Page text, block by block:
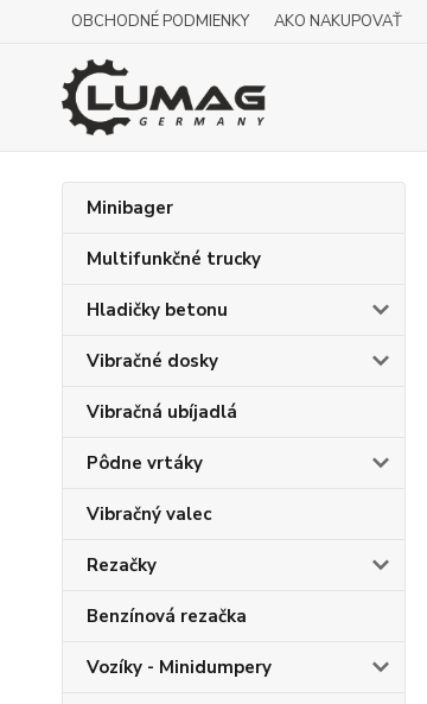
OBCHODNÉ PODMIENKY AKO NAKUPOVAŤ
Minibager
Multifunkčné trucky
Hladičky betonu
Vibračné dosky
Vibračná ubíjadlá
Pôdne vrtáky
Vibračný valec
Rezačky
Benzínová rezačka
Vozíky - Minidumpery